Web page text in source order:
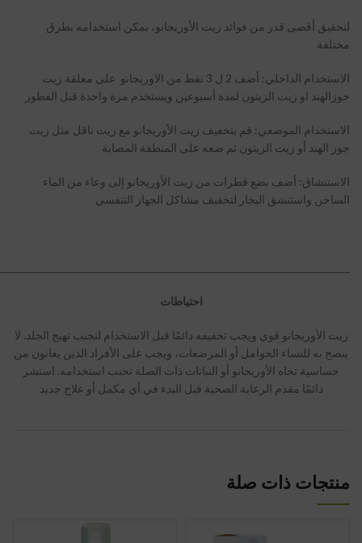
لتحقيق أقصى قدر من فوائد زيت الأوريجانو، يمكن استخدامه بطرق
مختلفة
الاستخدام الداخلي: أضف 2 ل 3 نقط من الاوريجانو على معلقة زيت
جوزالهند او زيت الزيتون لمدة أسبوعين ويستخدم مرة واحدة قبل الفطور
الاستخدام الموضعي: قم بتخفيف زيت الأوريجانو مع زيت ناقل مثل زيت
جوز الهند أو زيت الزيتون ثم ضعه على المنطقة المصابة
الاستنشاق: أضف بضع قطرات من زيت الأوريجانو إلى وعاء من الماء
الساخن واستنشق البخار لتخفيف مشاكل الجهاز التنفسي
احتياطات
زيت الأوريجانو قوي ويجب تخفيفه دائمًا قبل الاستخدام لتجنب تهيج الجلد. لا
ينصح به للنساء الحوامل أو المرضعات، ويجب على الأفراد الذين يعانون من
حساسية تجاه الأوريجانو أو النباتات ذات الصلة تجنب استخدامه. استشر
دائمًا مقدم الرعاية الصحية قبل البدء في أي مكمل أو علاج جديد
منتجات ذات صلة